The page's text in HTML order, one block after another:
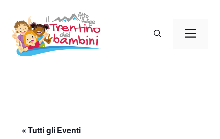
contenuto
« Tutti gli Eventi